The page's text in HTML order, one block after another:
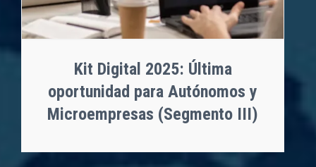
Kit Digital 2025: Última
oportunidad para Autónomos y
Microempresas (Segmento III)